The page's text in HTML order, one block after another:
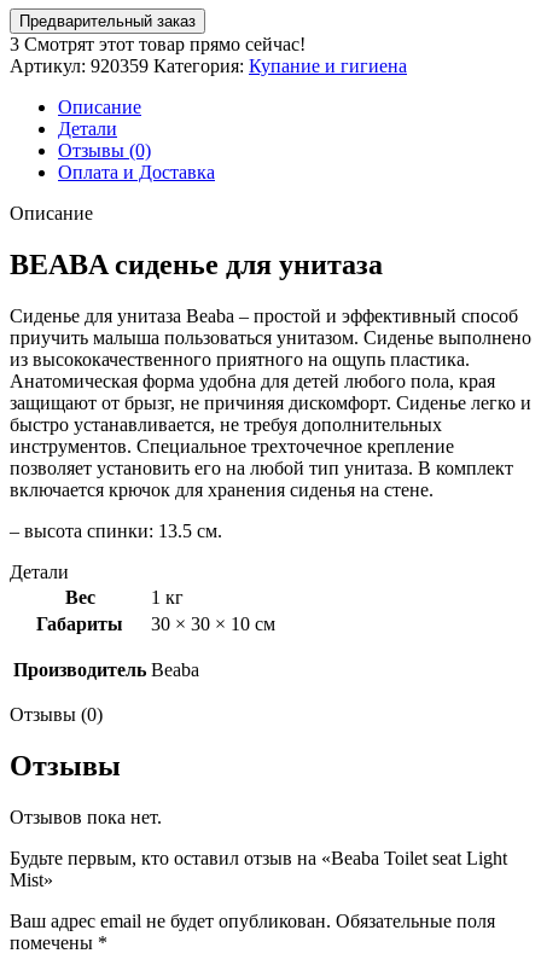
Предварительный заказ
3 Смотрят этот товар прямо сейчас!
Артикул: 920359 Категория: Купание и гигиена
Описание
Детали
Отзывы (0)
Оплата и Доставка
Описание
BEABA сиденье для унитаза
Сиденье для унитаза Beaba – простой и эффективный способ
приучить малыша пользоваться унитазом. Сиденье выполнено
из высококачественного приятного на ощупь пластика.
Анатомическая форма удобна для детей любого пола, края
защищают от брызг, не причиняя дискомфорт. Сиденье легко и
быстро устанавливается, не требуя дополнительных
инструментов. Специальное трехточечное крепление
позволяет установить его на любой тип унитаза. В комплект
включается крючок для хранения сиденья на стене.
– высота спинки: 13.5 см.
Детали
Вес
1 кг
Габариты
30 × 30 × 10 см
Производитель Beaba
Отзывы (0)
Отзывы
Отзывов пока нет.
Будьте первым, кто оставил отзыв на «Beaba Toilet seat Light
Mist»
Ваш адрес email не будет опубликован. Обязательные поля
помечены *